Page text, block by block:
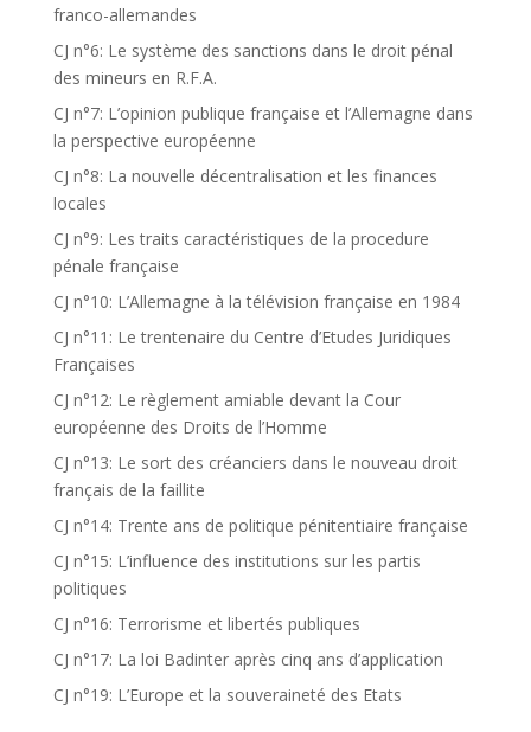
franco-allemandes
CJ n°6: Le système des sanctions dans le droit pénal
des mineurs en R.F.A.
CJ n°7: L’opinion publique française et l’Allemagne dans
la perspective européenne
CJ n°8: La nouvelle décentralisation et les finances
locales
CJ n°9: Les traits caractéristiques de la procedure
pénale française
CJ n°10: L’Allemagne à la télévision française en 1984
CJ n°11: Le trentenaire du Centre d’Etudes Juridiques
Françaises
CJ n°12: Le règlement amiable devant la Cour
européenne des Droits de l’Homme
CJ n°13: Le sort des créanciers dans le nouveau droit
français de la faillite
CJ n°14: Trente ans de politique pénitentiaire française
CJ n°15: L’influence des institutions sur les partis
politiques
CJ n°16: Terrorisme et libertés publiques
CJ n°17: La loi Badinter après cinq ans d’application
CJ n°19: L’Europe et la souveraineté des Etats